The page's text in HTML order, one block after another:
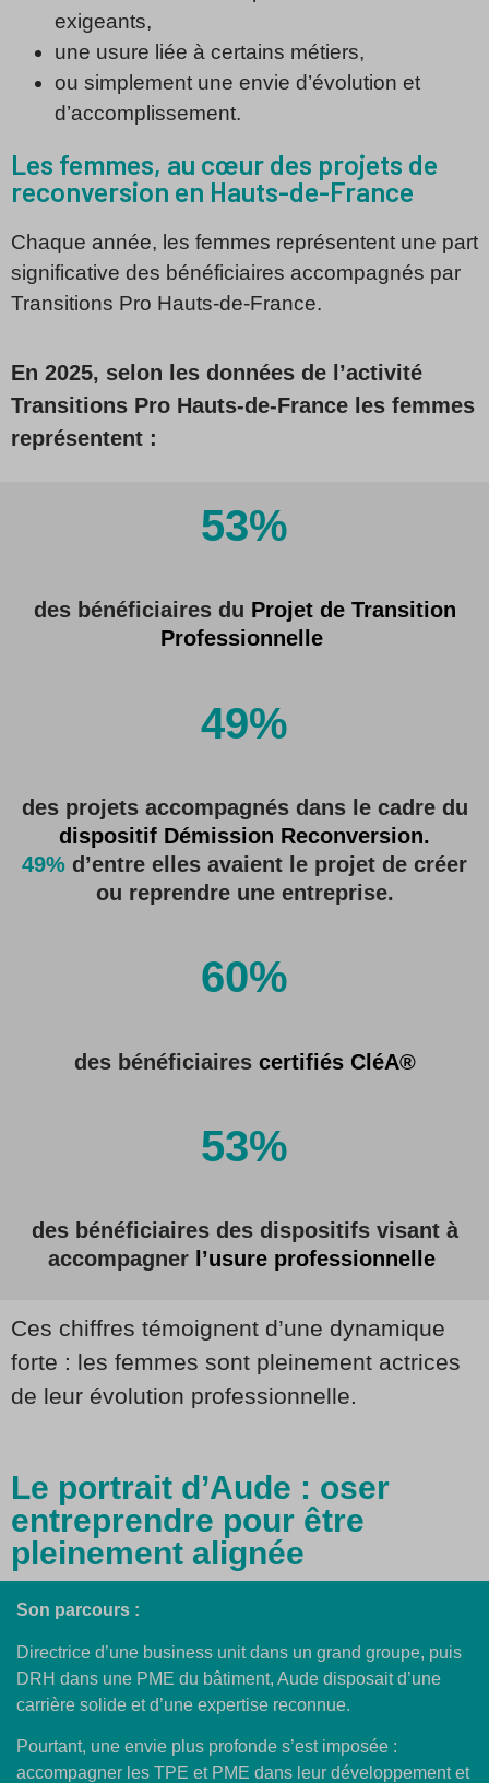
exigeants,
une usure liée à certains métiers,
ou simplement une envie d’évolution et
d’accomplissement.
Les femmes, au cœur des projets de
reconversion en Hauts-de-France
Chaque année, les femmes représentent une part
significative des bénéficiaires accompagnés par
Transitions Pro Hauts-de-France.
En 2025, selon les données de l’activité
Transitions Pro Hauts-de-France les femmes
représentent :
53%
des bénéficiaires du Projet de Transition
Professionnelle
49%
des projets accompagnés dans le cadre du
dispositif Démission Reconversion.
49% d’entre elles avaient le projet de créer
ou reprendre une entreprise.
60%
des bénéficiaires certifiés CléA®
53%
des bénéficiaires des dispositifs visant à
accompagner l’usure professionnelle
Ces chiffres témoignent d’une dynamique
forte : les femmes sont pleinement actrices
de leur évolution professionnelle.
Le portrait d’Aude : oser
entreprendre pour être
pleinement alignée
Son parcours :
Directrice d’une business unit dans un grand groupe, puis
DRH dans une PME du bâtiment, Aude disposait d’une
carrière solide et d’une expertise reconnue.
Pourtant, une envie plus profonde s’est imposée :
accompagner les TPE et PME dans leur développement et